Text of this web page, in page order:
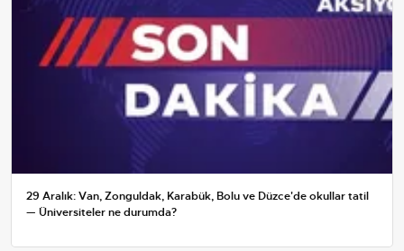
29 Aralık: Van, Zonguldak, Karabük, Bolu ve Düzce'de okullar tatil
— Üniversiteler ne durumda?